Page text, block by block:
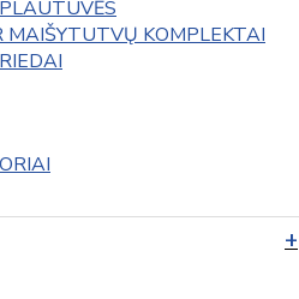
MAIŠYTUTVŲ KOMPLEKTAI